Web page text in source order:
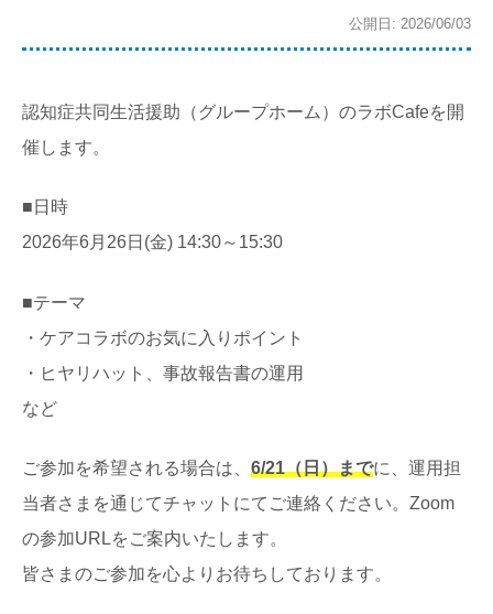
公開日: 2026/06/03
認知症共同生活援助（グループホーム）のラボCafeを開
催します。
■日時
2026年6月26日(金) 14:30～15:30
■テーマ
・ケアコラボのお気に入りポイント
・ヒヤリハット、事故報告書の運用
など
ご参加を希望される場合は、 6/21（日）までに、運用担
当者さまを通じてチャットにてご連絡ください。Zoom
の参加URLをご案内いたします。
皆さまのご参加を心よりお待ちしております。